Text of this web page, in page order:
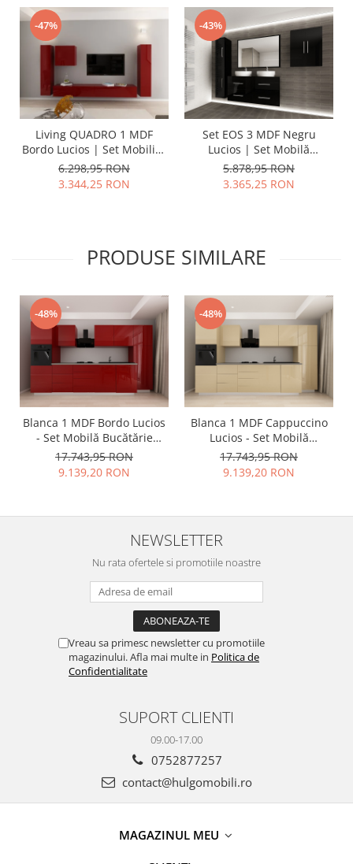
-47%
Living QUADRO 1 MDF
Bordo Lucios | Set Mobilier
Modular Suspendat
Premium Configurabil
pentru un Living Modern
6.298,95 RON
3.344,25 RON
-43%
Set EOS 3 MDF Negru
Lucios | Set Mobilă
Modulară Suspendată
pentru Baie | Mobilier
Premium, Modern,
5.878,95 RON
3.365,25 RON
PRODUSE SIMILARE
-48%
Blanca 1 MDF Bordo Lucios
- Set Mobilă Bucătărie
Modulară Modernă MDF
3.6m Premium
Configurabilă Deschidere
17.743,95 RON
9.139,20 RON
-48%
Blanca 1 MDF Cappuccino
Lucios - Set Mobilă
Bucătărie Modulară
Modernă MDF 3.6m
Premium Configurabilă
17.743,95 RON
9.139,20 RON
NEWSLETTER
Nu rata ofertele si promotiile noastre
Vreau sa primesc newsletter cu promotiile
magazinului. Afla mai multe in Politica de
Confidentialitate
SUPORT CLIENTI
09.00-17.00
0752877257
contact@hulgomobili.ro
MAGAZINUL MEU